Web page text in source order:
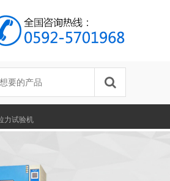
力试验机